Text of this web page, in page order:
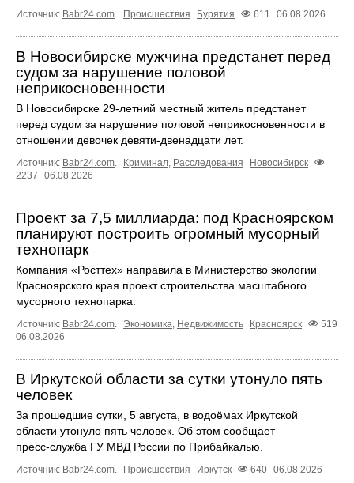
Источник: Babr24.com Происшествия Бурятия 611 06.08.2026
В Новосибирске мужчина предстанет перед
судом за нарушение половой
неприкосновенности
В Новосибирске 29-летний местный житель предстанет
перед судом за нарушение половой неприкосновенности в
отношении девочек девяти-двенадцати лет.
Источник: Babr24.com Криминал Расследования
Новосибирск
2237
06.08.2026
Проект за 7,5 миллиарда: под Красноярском
планируют построить огромный мусорный
технопарк
Компания «Росттех» направила в Министерство экологии
Красноярского края проект строительства масштабного
мусорного технопарка.
Источник: Babr24.com. Экономика, Недвижимость Красноярск
519
06.08.2026
В Иркутской области за сутки утонуло пять
человек
За прошедшие сутки, 5 августа, в водоёмах Иркутской
области утонуло пять человек. Об этом сообщает
пресс‑служба ГУ МВД России по Прибайкалью.
Источник: Babr24.com. Происшествия Иркутск 640 06.08.2026